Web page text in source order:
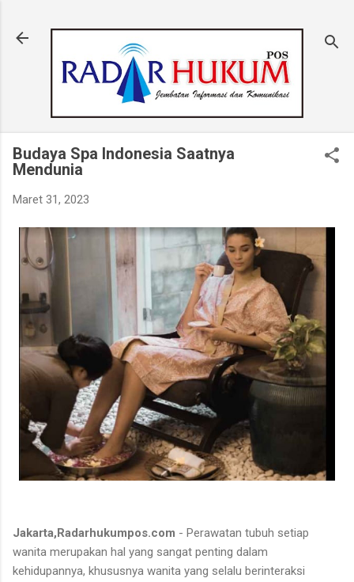
Budaya Spa Indonesia Saatnya
Mendunia
Maret 31, 2023
Jakarta,Radarhukumpos.com - Perawatan tubuh setiap
wanita merupakan hal yang sangat penting dalam
kehidupannya, khususnya wanita yang selalu berinteraksi